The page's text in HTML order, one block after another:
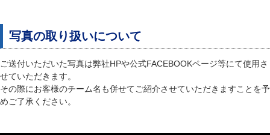
写真の取り扱いについて
ご送付いただいた写真は弊社HPや公式FACEBOOKページ等にて使用さ
せていただきます。
その際にお客様のチーム名も併せてご紹介させていただきますことを予
めご了承ください。